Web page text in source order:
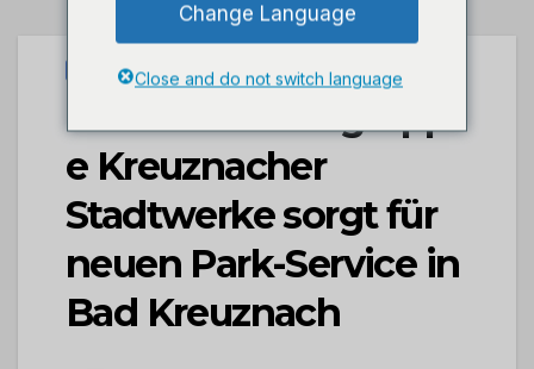
STADTKREUZNACH
Unternehmensgrupp
e Kreuznacher
Stadtwerke sorgt für
neuen Park-Service in
Bad Kreuznach
Change Language
Close and do not switch language